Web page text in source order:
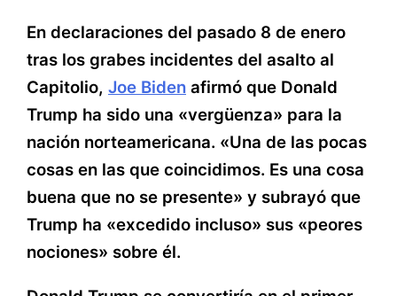
En declaraciones del pasado 8 de enero
tras los grabes incidentes del asalto al
Capitolio, Joe Biden afirmó que Donald
Trump ha sido una «vergüenza» para la
nación norteamericana. «Una de las pocas
cosas en las que coincidimos. Es una cosa
buena que no se presente» y subrayó que
Trump ha «excedido incluso» sus «peores
nociones» sobre él.